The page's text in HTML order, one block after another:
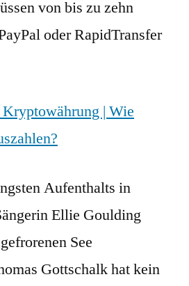
von bis zu zehn
oder RapidTransfer
| Wie
Aufenthalts in
Ellie Goulding
See
Gottschalk hat kein